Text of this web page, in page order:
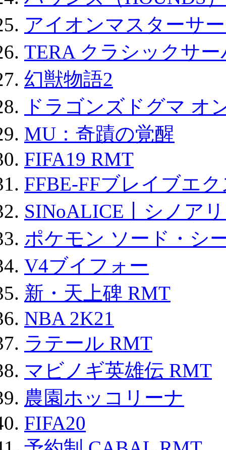
アイオンマスターサ
TERA クラシックサ
幻獣物語2
ドラゴンズドグマ オ
MU：奇蹟の覚醒
FIFA19 RMT
FFBE-FFブレイブエ
SINoALICE丨シノア
ポケモン ソード・シ
V4ブイフォー
新・天上碑 RMT
NBA 2K21
ラテール RMT
マビノギ英雄伝 RMT
農園ホッコリーナ
FIFA20